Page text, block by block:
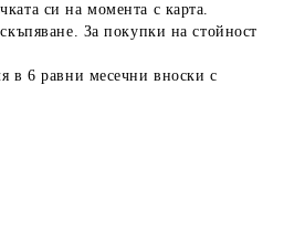
си на момента с карта.
За покупки на стойност
в 6 равни месечни вноски с